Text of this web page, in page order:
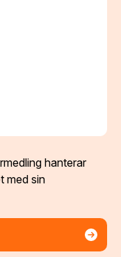
hanterar
med sin